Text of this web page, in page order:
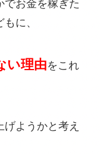
でお金を稼ぎた
に、
い理由をこれ
ようかと考え